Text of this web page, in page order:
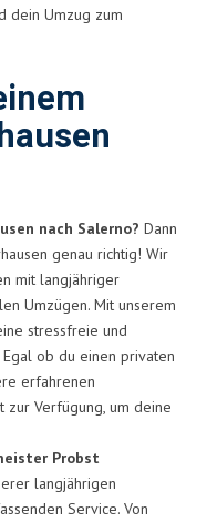
dein Umzug zum
nach Salerno? Dann
genau richtig! Wir
mit langjähriger
Umzügen. Mit unserem
stressfreie und
ob du einen privaten
erfahrenen
Verfügung, um deine
Probst
langjährigen
Service. Von